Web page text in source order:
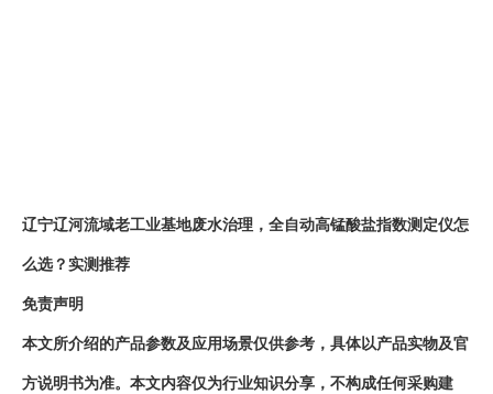
辽宁辽河流域老工业基地废水治理，全自动高锰酸盐指数测定仪怎
么选？实测推荐
免责声明
本文所介绍的产品参数及应用场景仅供参考，具体以产品实物及官
方说明书为准。本文内容仅为行业知识分享，不构成任何采购建